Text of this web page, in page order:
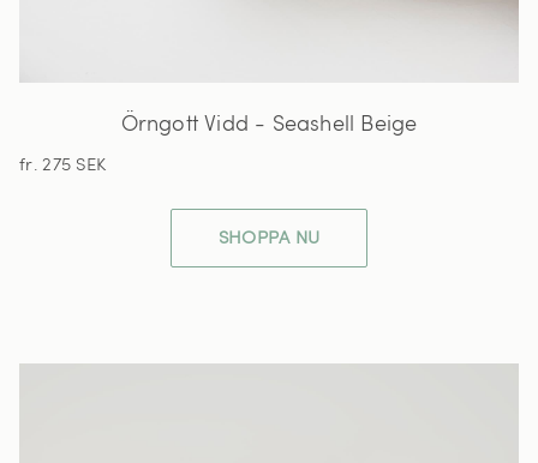
Örngott Vidd - Seashell Beige
fr. 275 SEK
SHOPPA NU